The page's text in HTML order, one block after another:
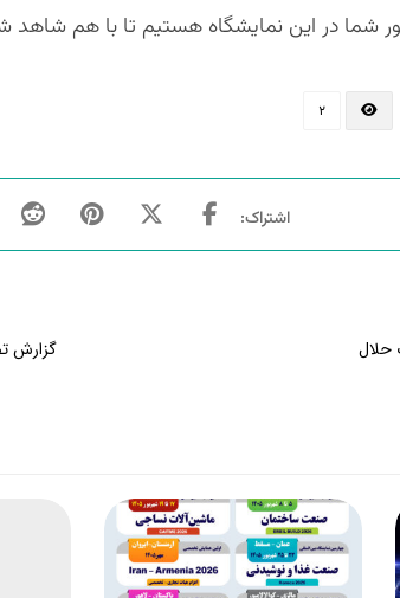
شما در این نمایشگاه هستیم تا با هم
۲
حلال گزارش